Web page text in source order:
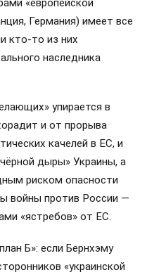
«европейской
Германия) имеет все
кто-то из них
наследника
упирается в
и от прорыва
качелей в ЕС, и
дыры» Украины, а
риском опасности
войны против России —
«ястребов» от ЕС.
Б»: если Бернхэму
«украинской